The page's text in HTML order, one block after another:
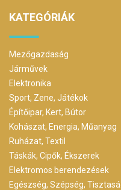
KATEGÓRIÁK
Mezőgazdaság
Járművek
Elektronika
Sport, Zene, Játékok
Építőipar, Kert, Bútor
Kohászat, Energia, Műanyag
Ruházat, Textil
Táskák, Cipők, Ékszerek
Elektromos berendezések
Egészség, Szépség,